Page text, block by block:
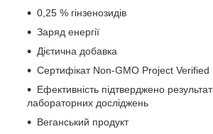
0,25 % гінзенозидів
Заряд енергії
Дієтична добавка
Сертифікат Non-GMO Project Verified
Ефективність підтверджено
лабораторних досліджень
Веганський продукт